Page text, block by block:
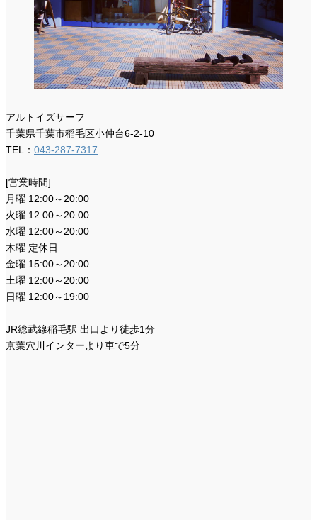
アルトイズサーフ
千葉県千葉市稲毛区小仲台6-2-10
TEL： 043-287-7317
[営業時間]
月曜 12:00～20:00
火曜 12:00～20:00
水曜 12:00～20:00
木曜 定休日
金曜 15:00～20:00
土曜 12:00～20:00
日曜 12:00～19:00
JR総武線稲毛駅 出口より徒歩1分
京葉穴川インターより車で5分